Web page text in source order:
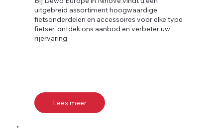
uitgebreid assortiment hoogwaardige
fietsonderdelen en accessoires voor elke type
fietser, ontdek ons aanbod en verbeter uw
rijervaring.
Lees meer